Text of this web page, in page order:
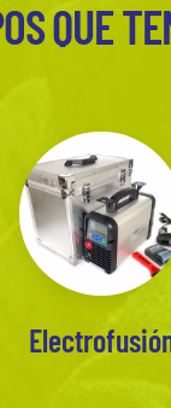
QUE